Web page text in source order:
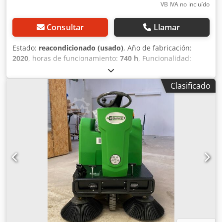
VB IVA no incluído
Consultar Llamar
Estado: reacondicionado (usado), Año de fabricación:
2020, horas de funcionamiento: 740 h, Funcionalidad:
, tipo de combustible:
color:rojo, Stolzenberg Twin Top TT 1100 / E, barredora
industrial con asiento Stolzenberg Twin Top TT 1100 / E,
barredora industrial con asiento | Año de fabricación:
2020 | Aprox. 740 horas de funcionamiento | Baterías
nuevas | Rodillos de cepillado laterales y principales
nuevos | Neumáticos macizos nuevos | Ancho de
cepillado: 1100 mm | Sistema de rodillos tándem TWS |
4,5 horas de autonomía | Potencia del motor: 1320 W
Datos técnicos: Fabricante: Stolzenberg Modelo: Twin Top
TT 1100 / E Estado: reacondicionada Año de fabricación:
2020 Horas de funcionamiento: aprox. 740 h Ancho de los
rodillos de cepillado: 700 mm Ancho total de cepillado:
1.100 mm Rendimiento de cepillado: 6.600 m²/h Superficie
de limpieza: hasta 12.000 m² Radio de giro: 1,2 m
Clasificado